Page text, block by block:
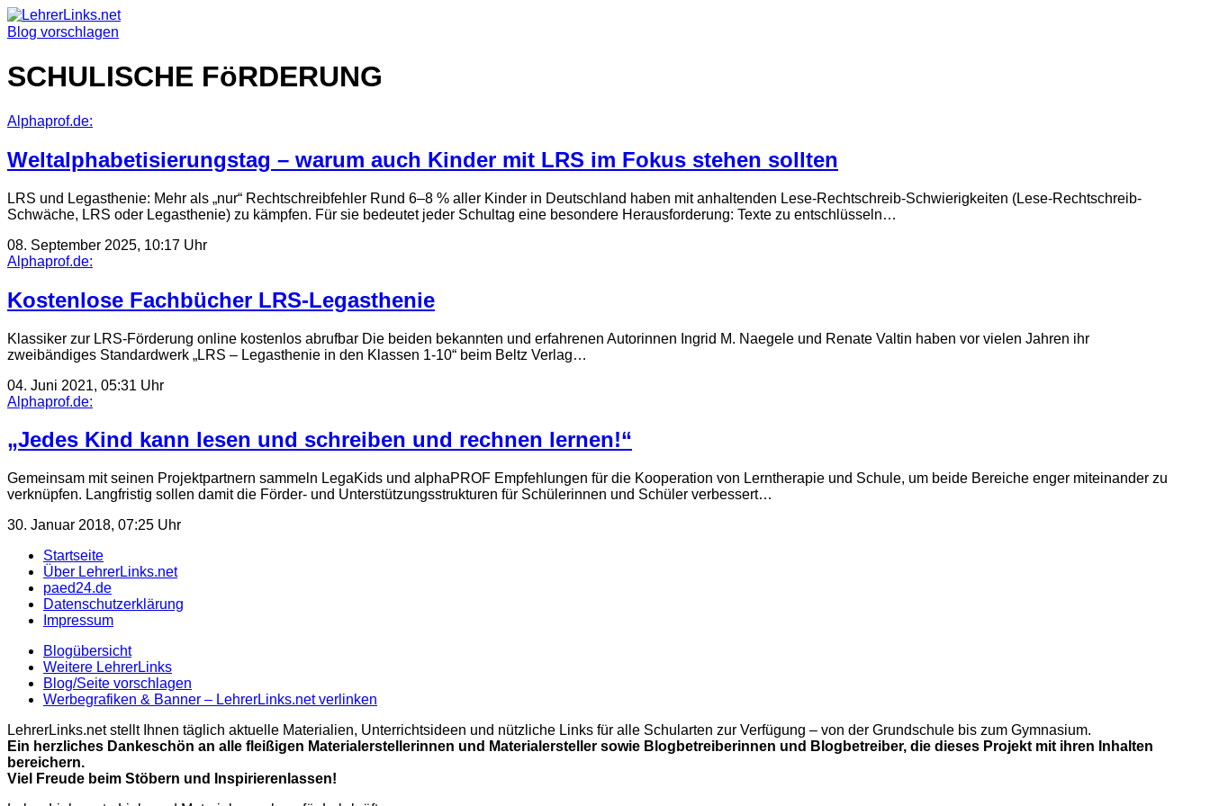
Skip
to
Blog vorschlagen
SCHULISCHE FöRDERUNG
Alphaprof.de:
Weltalphabetisierungstag – warum auch Kinder mit LRS im Fokus stehen sollten
LRS und Legasthenie: Mehr als „nur“ Rechtschreibfehler Rund 6–8 % aller Kinder in Deutschland haben mit anhaltenden Lese-Rechtschreib-Schwierigkeiten (Lese-Rechtschreib-
Schwäche, LRS oder Legasthenie) zu kämpfen. Für sie bedeutet jeder Schultag eine besondere Herausforderung: Texte zu entschlüsseln…
08. September 2025, 10:17 Uhr
Alphaprof.de:
Kostenlose Fachbücher LRS-Legasthenie
Klassiker zur LRS-Förderung online kostenlos abrufbar Die beiden bekannten und erfahrenen Autorinnen Ingrid M. Naegele und Renate Valtin haben vor vielen Jahren ihr
zweibändiges Standardwerk „LRS – Legasthenie in den Klassen 1-10“ beim Beltz Verlag…
04. Juni 2021, 05:31 Uhr
Alphaprof.de:
„Jedes Kind kann lesen und schreiben und rechnen lernen!“
Gemeinsam mit seinen Projektpartnern sammeln LegaKids und alphaPROF Empfehlungen für die Kooperation von Lerntherapie und Schule, um beide Bereiche enger miteinander zu
verknüpfen. Langfristig sollen damit die Förder- und Unterstützungsstrukturen für Schülerinnen und Schüler verbessert…
30. Januar 2018, 07:25 Uhr
Startseite
Über LehrerLinks.net
paed24.de
Datenschutzerklärung
Impressum
Blogübersicht
Weitere LehrerLinks
Blog/Seite vorschlagen
Werbegrafiken & Banner – LehrerLinks.net verlinken
LehrerLinks.net stellt Ihnen täglich aktuelle Materialien, Unterrichtsideen und nützliche Links für alle Schularten zur Verfügung – von der Grundschule bis zum Gymnasium.
Ein herzliches Dankeschön an alle fleißigen Materialerstellerinnen und Materialersteller sowie Blogbetreiberinnen und Blogbetreiber, die dieses Projekt mit ihren Inhalten
bereichern.
Viel Freude beim Stöbern und Inspirierenlassen!